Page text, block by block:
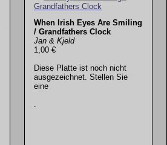
When Irish Eyes Are Smiling
/ Grandfathers Clock
Jan & Kjeld
1,00 €
Diese Platte ist noch nicht
ausgezeichnet. Stellen Sie
eine
.